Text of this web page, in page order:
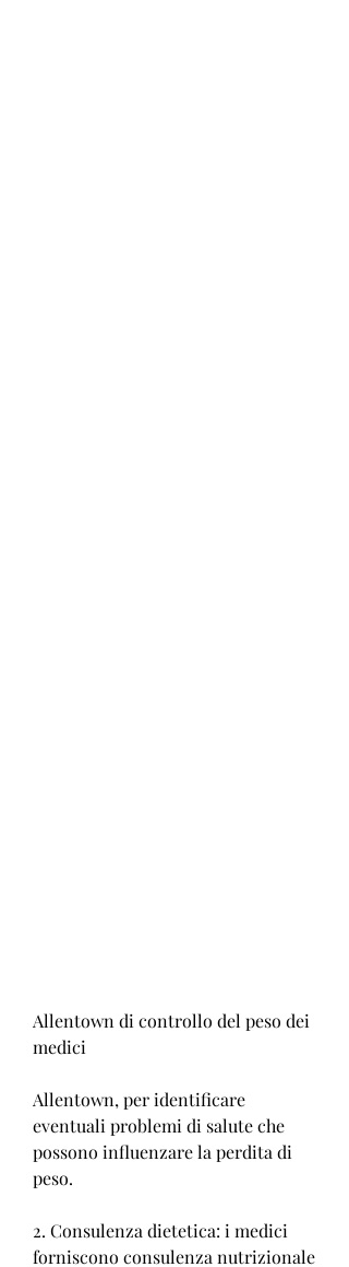
Allentown di controllo del peso dei
medici
Allentown, per identificare
eventuali problemi di salute che
possono influenzare la perdita di
peso.
2. Consulenza dietetica: i medici
forniscono consulenza nutrizionale